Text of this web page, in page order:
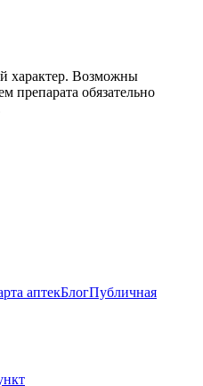
характер. Возможны
препарата обязательно
аптекБлогПубличная